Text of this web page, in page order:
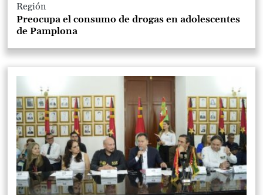
Región
Preocupa el consumo de drogas en adolescentes
de Pamplona